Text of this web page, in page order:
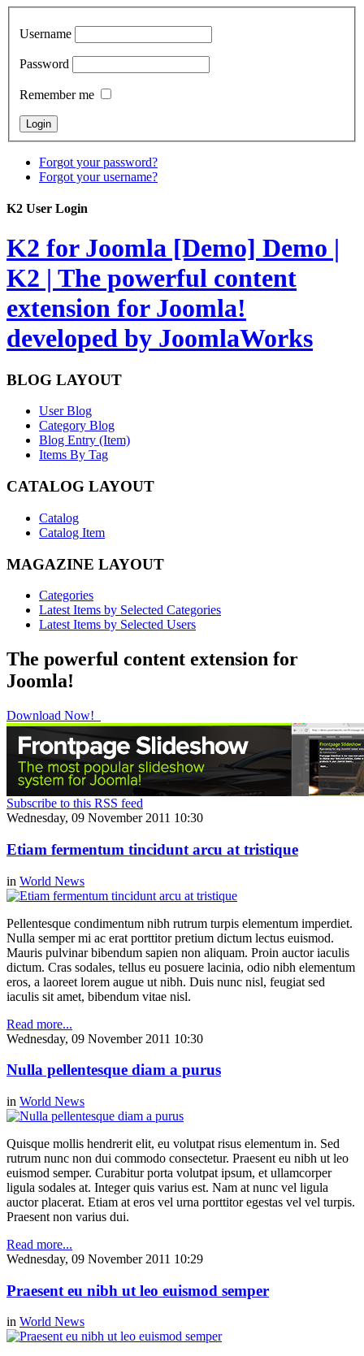
Username
Password
Remember me
Forgot your password?
Forgot your username?
K2 User Login
K2 for Joomla [Demo] Demo |
K2 | The powerful content
extension for Joomla!
developed by JoomlaWorks
BLOG LAYOUT
User Blog
Category Blog
Blog Entry (Item)
Items By Tag
CATALOG LAYOUT
Catalog
Catalog Item
MAGAZINE LAYOUT
Categories
Latest Items by Selected Categories
Latest Items by Selected Users
The powerful content extension for
Joomla!
Download Now!
Subscribe to this RSS feed
Wednesday, 09 November 2011 10:30
Etiam fermentum tincidunt arcu at tristique
in World News
Pellentesque condimentum nibh rutrum turpis elementum imperdiet.
Nulla semper mi ac erat porttitor pretium dictum lectus euismod.
Mauris pulvinar bibendum sapien non aliquam. Proin auctor iaculis
dictum. Cras sodales, tellus eu posuere lacinia, odio nibh elementum
eros, a laoreet lorem augue ut nibh. Duis nunc nisl, feugiat sed
iaculis sit amet, bibendum vitae nisl.
Read more...
Wednesday, 09 November 2011 10:30
Nulla pellentesque diam a purus
in World News
Quisque mollis hendrerit elit, eu volutpat risus elementum in. Sed
rutrum nunc non dui commodo consectetur. Praesent eu nibh ut leo
euismod semper. Curabitur porta volutpat ipsum, et ullamcorper
ligula sodales at. Integer quis varius est. Nam at nunc vel ligula
auctor placerat. Etiam at eros vel urna porttitor egestas vel vel turpis.
Praesent non varius dui.
Read more...
Wednesday, 09 November 2011 10:29
Praesent eu nibh ut leo euismod semper
in World News